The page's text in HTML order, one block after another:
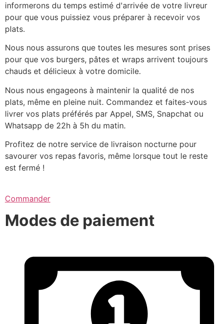
informerons du temps estimé d'arrivée de votre livreur
pour que vous puissiez vous préparer à recevoir vos
plats.
Nous nous assurons que toutes les mesures sont prises
pour que vos burgers, pâtes et wraps arrivent toujours
chauds et délicieux à votre domicile.
Nous nous engageons à maintenir la qualité de nos
plats, même en pleine nuit. Commandez et faites-vous
livrer vos plats préférés par Appel, SMS, Snapchat ou
Whatsapp de 22h à 5h du matin.
Profitez de notre service de livraison nocturne pour
savourer vos repas favoris, même lorsque tout le reste
est fermé !
Commander
Modes de paiement